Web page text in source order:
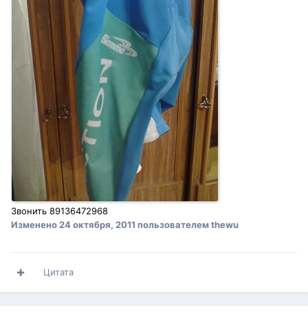
Звонить 89136472968
Изменено24 октября, 2011 пользователем thewu
Цитата